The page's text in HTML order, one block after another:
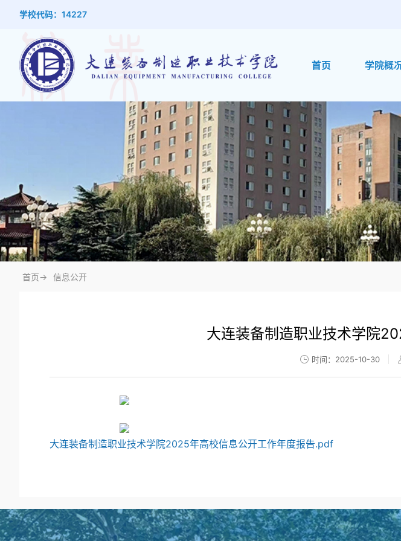
学校代码：14227
首页 学院概
首页-> 信息公开
大连装备制造职业技术学院
时间：2025-10-30
大连装备制造职业技术学院2025年高校信息公开工作年度报告.pdf